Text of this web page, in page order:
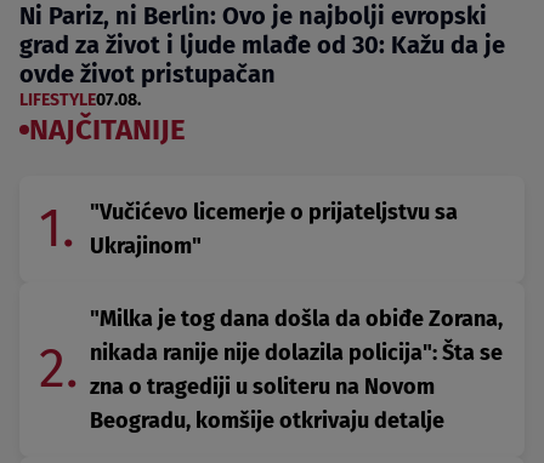
Ni Pariz, ni Berlin: Ovo je najbolji evropski
grad za život i ljude mlađe od 30: Kažu da je
ovde život pristupačan
LIFESTYLE07.08.
NAJČITANIJE
1.
"Vučićevo licemerje o prijateljstvu sa
Ukrajinom"
2.
"Milka je tog dana došla da obiđe Zorana,
nikada ranije nije dolazila policija": Šta se
zna o tragediji u soliteru na Novom
Beogradu, komšije otkrivaju detalje